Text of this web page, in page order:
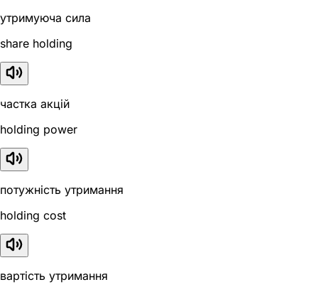
утримуюча сила
share holding
частка акцій
holding power
потужність утримання
holding cost
вартість утримання